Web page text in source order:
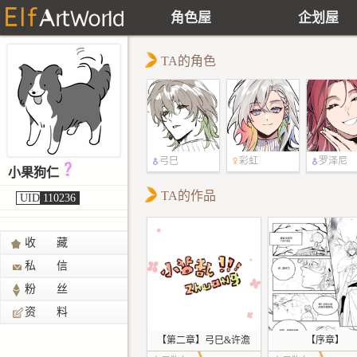
角色屋 企划屋
小果狗仁
UID 110236
收 藏
私 信
粉 丝
资 料
TA的角色
弓巳 彩虹 罗泽尼
TA的作品
【第二章】弓巳&许澹
【序章】